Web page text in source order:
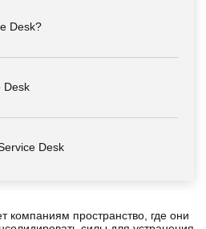
Desk?
Desk
Desk
компаниям пространство, где они